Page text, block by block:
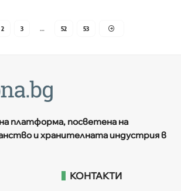
2 3 … 52 53
платформа, посветена на
и хранителната индустрия в
КОНТАКТИ